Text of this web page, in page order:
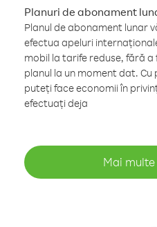
Planuri de abonament
Planul de abonament lunar
efectua apeluri
mobil la tarife reduse, fără
planul la un moment dat.
puteți face economii în
efectuați deja
Mai